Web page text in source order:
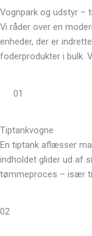
Vognpark og udstyr –
Vi råder over en
enheder, der er
foderprodukter i bulk.
01
Tiptankvogne
En tiptank aflæsser
indholdet glider ud af
tømmeproces – især
02